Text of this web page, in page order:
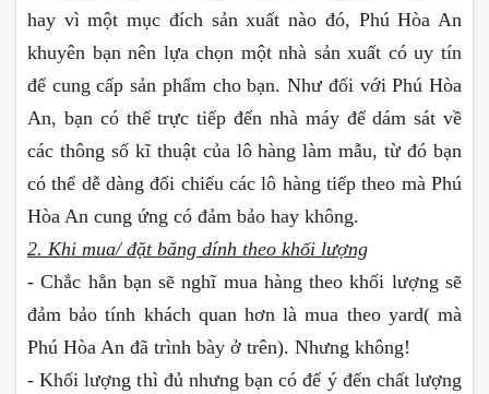
hay vì một mục đích sản xuất nào đó, Phú Hòa An
khuyên bạn nên lựa chọn một nhà sản xuất có uy tín
để cung cấp sản phẩm cho bạn. Như đối với Phú Hòa
An, bạn có thể trực tiếp đến nhà máy để dám sát về
các thông số kĩ thuật của lô hàng làm mẫu, từ đó bạn
có thể dễ dàng đối chiếu các lô hàng tiếp theo mà Phú
Hòa An cung ứng có đảm bảo hay không.
2. Khi mua/ đặt băng dính theo khối lượng
- Chắc hẳn bạn sẽ nghĩ mua hàng theo khối lượng sẽ
đảm bảo tính khách quan hơn là mua theo yard( mà
Phú Hòa An đã trình bày ở trên). Nhưng không!
- Khối lượng thì đủ nhưng bạn có để ý đến chất lượng